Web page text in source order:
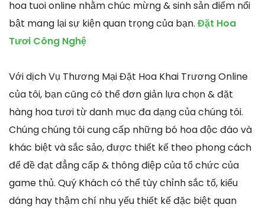
hoa tuoi online nhằm chúc mừng & sinh sản điểm nổi
bật mang lại sự kiện quan trọng của bạn. Đặt Hoa
Tươi Công Nghệ
Với dịch Vụ Thương Mại Đặt Hoa Khai Trương Online
của tôi, bạn cũng có thể đơn giản lựa chọn & đặt
hàng hoa tươi từ danh mục đa dạng của chúng tôi.
Chúng chúng tôi cung cấp những bó hoa độc đáo và
khác biệt và sắc sảo, được thiết kế theo phong cách
để đề đạt đẳng cấp & thông điệp của tổ chức của
game thủ. Quý Khách có thể tùy chỉnh sắc tố, kiểu
dáng hay thậm chí nhu yếu thiết kế đặc biệt quan